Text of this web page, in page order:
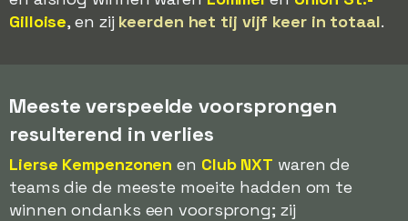
Gilloise, en zij keerden het tij vijf keer in totaal.
Meeste verspeelde voorsprongen
resulterend in verlies
Lierse Kempenzonen en Club NXT waren de
teams die de meeste moeite hadden om te
winnen ondanks een voorsprong; zij